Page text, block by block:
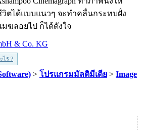
ตได้แบบแนวๆ จะทำคลื่นกระทบฝั่ง
ฆลอยไป ก็ได้ดังใจ
& Co. KG
ไร ?
> โปรแกรมมัลติมีเดีย > Image